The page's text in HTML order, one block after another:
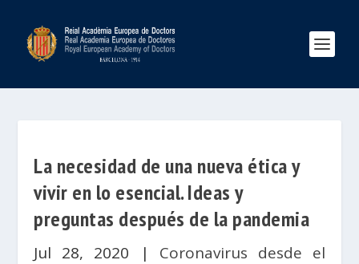
La necesidad de una nueva ética y
vivir en lo esencial. Ideas y
preguntas después de la pandemia
Jul 28, 2020 | Coronavirus desde el